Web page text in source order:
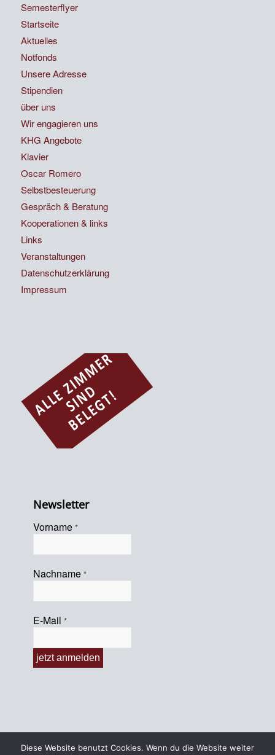
Semesterflyer
Startseite
Aktuelles
Notfonds
Unsere Adresse
Stipendien
über uns
Wir engagieren uns
KHG Angebote
Klavier
Oscar Romero
Selbstbesteuerung
Gespräch & Beratung
Kooperationen & links
Links
Veranstaltungen
Datenschutzerklärung
Impressum
Newsletter
Vorname *
Nachname *
E-Mail *
Diese Website benutzt Cookies. Wenn du die Website weiter